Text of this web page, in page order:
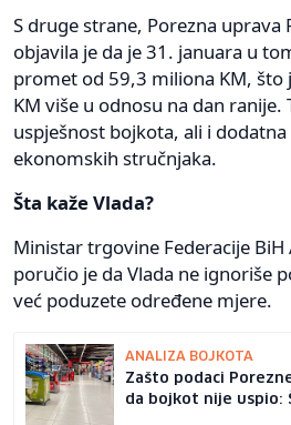
S druge strane, Porezna uprava
objavila je da je 31. januara u
promet od 59,3 miliona KM, što
KM više u odnosu na dan ranije.
uspješnost bojkota, ali i
ekonomskih stručnjaka.
Šta kaže Vlada?
Ministar trgovine Federacije BiH
poručio je da Vlada ne ignoriše
već poduzete određene mjere.
ANALIZA BOJKOTA
Zašto podaci
da bojkot nije uspio: